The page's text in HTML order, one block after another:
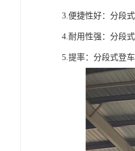
3.便捷性好：分段
4.耐用性强：分段
5.提率：分段式登